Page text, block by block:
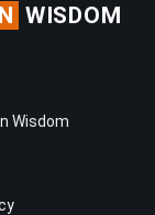
WISDOM
Wisdom